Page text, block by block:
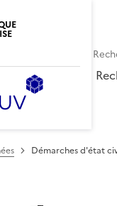
Démarches d'état